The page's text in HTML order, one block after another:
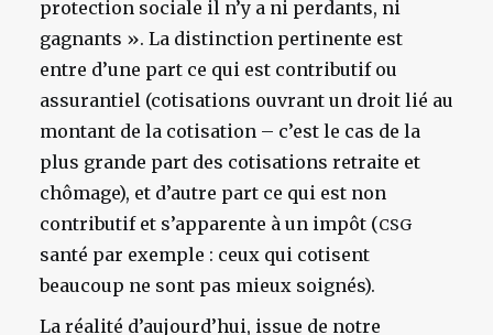
protection sociale il n’y a ni perdants, ni
gagnants ». La distinction pertinente est
entre d’une part ce qui est contributif ou
assurantiel (cotisations ouvrant un droit lié au
montant de la cotisation – c’est le cas de la
plus grande part des cotisations retraite et
chômage), et d’autre part ce qui est non
contributif et s’apparente à un impôt (CSG
santé par exemple : ceux qui cotisent
beaucoup ne sont pas mieux soignés).
La réalité d’aujourd’hui, issue de notre